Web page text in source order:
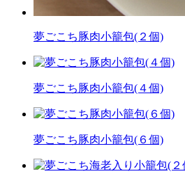
夢ごこち豚肉小籠包(２個)
夢ごこち豚肉小籠包(４個)
夢ごこち豚肉小籠包(６個)